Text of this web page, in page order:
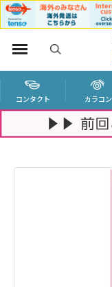
コンタクト カラコン